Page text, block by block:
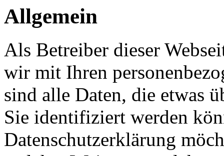
Allgemein
Als Betreiber dieser
wir mit Ihren
sind alle Daten, die etwas
Sie identifiziert werden
Datenschutzerklärung